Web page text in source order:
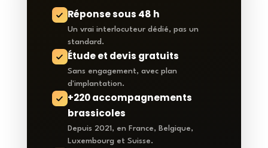
Réponse sous 48 h
Un vrai interlocuteur dédié, pas un
standard.
Étude et devis gratuits
Sans engagement, avec plan
d'implantation.
+220 accompagnements
brassicoles
Depuis 2021, en France, Belgique,
Luxembourg et Suisse.